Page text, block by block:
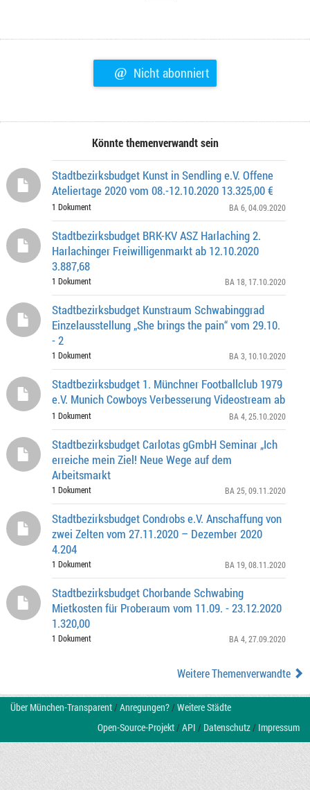
@ Nicht abonniert
Könnte themenverwandt sein
Stadtbezirksbudget Kunst in Sendling e.V. Offene
Ateliertage 2020 vom 08.-12.10.2020 13.325,00 €
1 Dokument BA 6 , 04.09.2020
Stadtbezirksbudget BRK-KV ASZ Harlaching 2.
Harlachinger Freiwilligenmarkt ab 12.10.2020
3.887,68
1 Dokument BA 18 , 17.10.2020
Stadtbezirksbudget Kunstraum Schwabinggrad
Einzelausstellung „She brings the pain“ vom 29.10.
- 2
1 Dokument BA 3 , 10.10.2020
Stadtbezirksbudget 1. Münchner Footballclub 1979
e.V. Munich Cowboys Verbesserung Videostream ab
1 Dokument BA 4 , 25.10.2020
Stadtbezirksbudget Carlotas gGmbH Seminar „Ich
erreiche mein Ziel! Neue Wege auf dem
Arbeitsmarkt
1 Dokument BA 25 , 09.11.2020
Stadtbezirksbudget Condrobs e.V. Anschaffung von
zwei Zelten vom 27.11.2020 – Dezember 2020
4.204
1 Dokument BA 19 , 08.11.2020
Stadtbezirksbudget Chorbande Schwabing
Mietkosten für Proberaum vom 11.09. - 23.12.2020
1.320,00
1 Dokument BA 4 , 27.09.2020
Weitere Themenverwandte
Über München-Transparent/Anregungen?/Weitere Städte
Open-Source-Projekt/API / Datenschutz/ Impressum